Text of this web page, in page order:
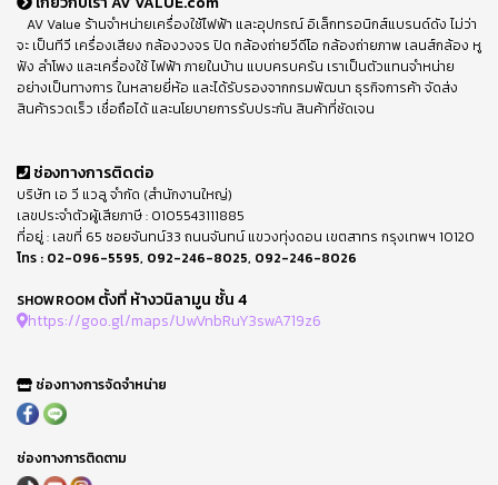
AV Value ร้านจำหน่ายเครื่องใช้ไฟฟ้า และอุปกรณ์ อิเล็กทรอนิกส์แบรนด์ดัง ไม่ว่า
จะ เป็นทีวี เครื่องเสียง กล้องวงจร ปิด กล้องถ่ายวีดีโอ กล้องถ่ายภาพ เลนส์กล้อง หู
ฟัง ลำโพง และเครื่องใช้ ไฟฟ้า ภายในบ้าน แบบครบครัน เราเป็นตัวแทนจำหน่าย
อย่างเป็นทางการ ในหลายยี่ห้อ และได้รับรองจากกรมพัฒนา ธุรกิจการค้า จัดส่ง
สินค้ารวดเร็ว เชื่อถือได้ และนโยบายการรับประกัน สินค้าที่ชัดเจน
ช่องทางการติดต่อ
บริษัท เอ วี แวลู จำกัด (สำนักงานใหญ่)
เลขประจำตัวผู้เสียภาษี : 0105543111885
ที่อยู่ : เลขที่ 65 ซอยจันทน์33 ถนนจันทน์ แขวงทุ่งดอน เขตสาทร กรุงเทพฯ 10120
โทร : 02-096-5595, 092-246-8025, 092-246-8026
SHOWROOM ตั้งที่ ห้างวนิลามูน ชั้น 4
https://goo.gl/maps/UwVnbRuY3swA719z6
ช่องทางการจัดจำหน่าย
ช่องทางการติดตาม